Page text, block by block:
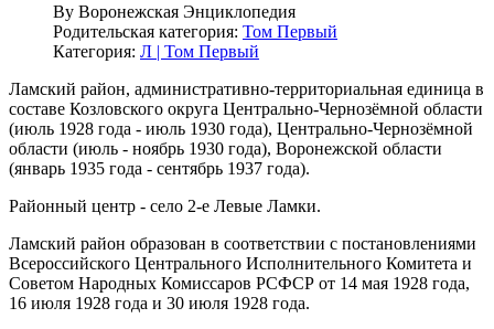
By Воронежская Энциклопедия
Родительская категория: Том Первый
Категория: Л | Том Первый
Ламский район, административно-территориальная единица в
составе Козловского округа Центрально-Чернозёмной области
(июль 1928 года - июль 1930 года), Центрально-Чернозёмной
области (июль - ноябрь 1930 года), Воронежской области
(январь 1935 года - сентябрь 1937 года).
Районный центр - село 2-е Левые Ламки.
Ламский район образован в соответствии с постановлениями
Всероссийского Центрального Исполнительного Комитета и
Советом Народных Комиссаров РСФСР от 14 мая 1928 года,
16 июля 1928 года и 30 июля 1928 года.